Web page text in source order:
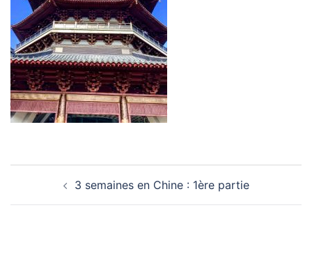
d’article 3 semaines en Chine : 1ère partie